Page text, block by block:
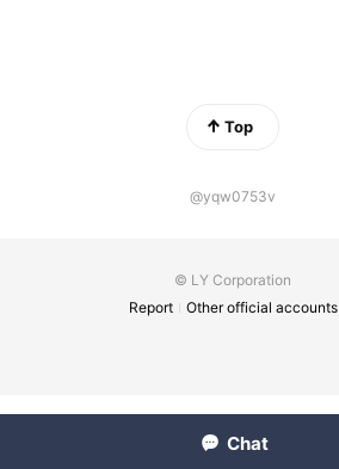
Top
@yqw0753v
© LY Corporation
Report
Other official accounts
Chat